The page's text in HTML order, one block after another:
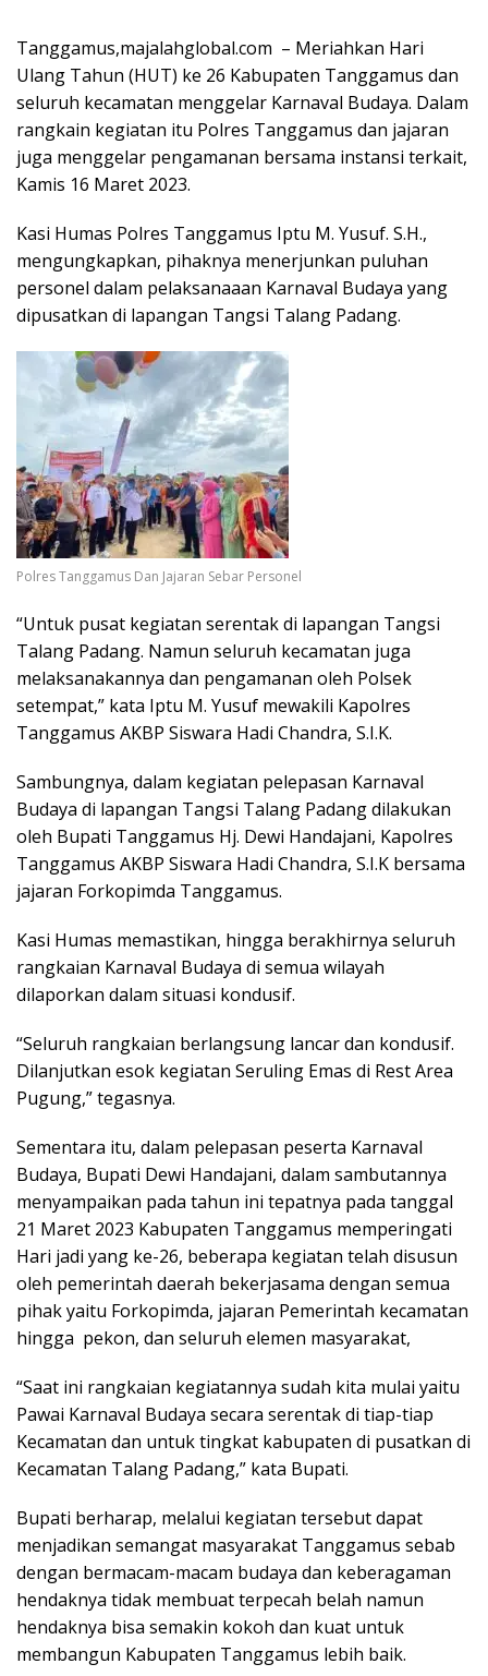
Tanggamus,majalahglobal.com – Meriahkan Hari
Ulang Tahun (HUT) ke 26 Kabupaten Tanggamus dan
seluruh kecamatan menggelar Karnaval Budaya. Dalam
rangkain kegiatan itu Polres Tanggamus dan jajaran
juga menggelar pengamanan bersama instansi terkait,
Kamis 16 Maret 2023.
Kasi Humas Polres Tanggamus Iptu M. Yusuf. S.H.,
mengungkapkan, pihaknya menerjunkan puluhan
personel dalam pelaksanaaan Karnaval Budaya yang
dipusatkan di lapangan Tangsi Talang Padang.
Polres Tanggamus Dan Jajaran Sebar Personel
“Untuk pusat kegiatan serentak di lapangan Tangsi
Talang Padang. Namun seluruh kecamatan juga
melaksanakannya dan pengamanan oleh Polsek
setempat,” kata Iptu M. Yusuf mewakili Kapolres
Tanggamus AKBP Siswara Hadi Chandra, S.I.K.
Sambungnya, dalam kegiatan pelepasan Karnaval
Budaya di lapangan Tangsi Talang Padang dilakukan
oleh Bupati Tanggamus Hj. Dewi Handajani, Kapolres
Tanggamus AKBP Siswara Hadi Chandra, S.I.K bersama
jajaran Forkopimda Tanggamus.
Kasi Humas memastikan, hingga berakhirnya seluruh
rangkaian Karnaval Budaya di semua wilayah
dilaporkan dalam situasi kondusif.
“Seluruh rangkaian berlangsung lancar dan kondusif.
Dilanjutkan esok kegiatan Seruling Emas di Rest Area
Pugung,” tegasnya.
Sementara itu, dalam pelepasan peserta Karnaval
Budaya, Bupati Dewi Handajani, dalam sambutannya
menyampaikan pada tahun ini tepatnya pada tanggal
21 Maret 2023 Kabupaten Tanggamus memperingati
Hari jadi yang ke-26, beberapa kegiatan telah disusun
oleh pemerintah daerah bekerjasama dengan semua
pihak yaitu Forkopimda, jajaran Pemerintah kecamatan
hingga pekon, dan seluruh elemen masyarakat,
“Saat ini rangkaian kegiatannya sudah kita mulai yaitu
Pawai Karnaval Budaya secara serentak di tiap-tiap
Kecamatan dan untuk tingkat kabupaten di pusatkan di
Kecamatan Talang Padang,” kata Bupati.
Bupati berharap, melalui kegiatan tersebut dapat
menjadikan semangat masyarakat Tanggamus sebab
dengan bermacam-macam budaya dan keberagaman
hendaknya tidak membuat terpecah belah namun
hendaknya bisa semakin kokoh dan kuat untuk
membangun Kabupaten Tanggamus lebih baik.